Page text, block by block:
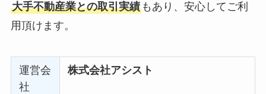
大手不動産業との取引実績もあり、安心してご利
用頂けます。
運営会
社
株式会社アシスト